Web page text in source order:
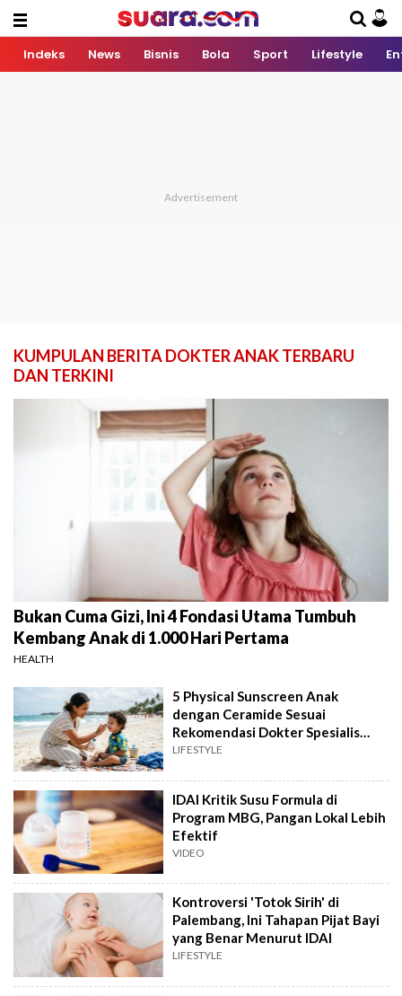
Indeks News Bisnis Bola Sport Lifestyle
KUMPULAN BERITA DOKTER ANAK TERBARU
DAN TERKINI
Bukan Cuma Gizi, Ini 4 Fondasi Utama Tumbuh
Kembang Anak di 1.000 Hari Pertama
HEALTH
5 Physical Sunscreen Anak
dengan Ceramide Sesuai
Rekomendasi Dokter Spesialis
Anak
LIFESTYLE
IDAI Kritik Susu Formula di
Program MBG, Pangan Lokal Lebih
Efektif
VIDEO
Kontroversi 'Totok Sirih' di
Palembang, Ini Tahapan Pijat Bayi
yang Benar Menurut IDAI
LIFESTYLE